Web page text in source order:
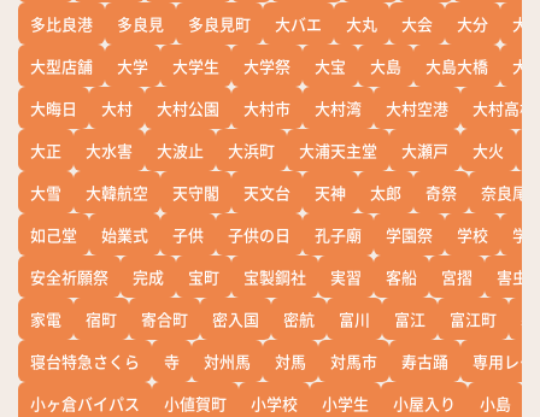
多比良港
多良見 多良見町 大バエ 大丸 大会 大分
大
大型店舗
大学 大学生 大学祭 大宝 大島 大島大橋
大
大晦日
大村 大村公園 大村市 大村湾 大村空港
大村高校
大正
大水害 大波止 大浜町 大浦天主堂 大瀬戸 大火
大雪
大韓航空 天守閣 天文台 天神 太郎 奇祭
奈良尾
如己堂
始業式 子供 子供の日 孔子廟 学園祭 学校
学
安全祈願祭
完成 宝町 宝製鋼社 実習 客船 宮摺
害虫
家電
宿町 寄合町 密入国 密航 富川 富江 富江町
寝台特急さくら
寺 対州馬 対馬 対馬市 寿古踊
専用レー
小ヶ倉バイパス
小値賀町 小学校 小学生 小屋入り 小島